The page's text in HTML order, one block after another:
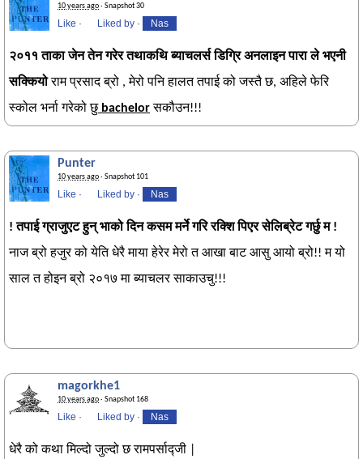
10 years ago· Snapshot 30
Like · Liked by · Nas
२०११ ताका जेन तेन गरेर तथाकथि ब्याचलर्स डिग्रि अनलाइन पारा ले भएनी
सक्कियोराम प्रसाद ब्रो , मेरो पनि हालत तपाई को जस्तै छ, अहिले फेरि
स्कोल भर्ना गरेको छुbachelorसकौउन!!!
Punter
10 years ago· Snapshot 101
Like · Liked by · Nas
! तपाई ग्राजुएट हुन् भाको दिन कसम मर्ने गरि रक्शि पिएर सेलिब्रेट गर्छु म !
नाज ब्रो हजुर को येति धेरै माया हेरेर मेरो त आखा बाट आसु आयो ब्रो!! म यो
साल त होइन ब्रो २०१७ मा ब्याचलर साकाउचु!!!
magorkhe1
10 years ago· Snapshot 168
Like · Liked by · Nas
धेरै को कथा मिल्दो जुल्दो छ रामपर्साद्जी |